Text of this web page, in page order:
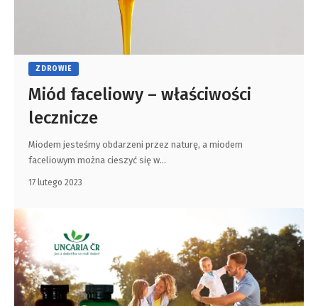
ZDROWIE
Miód faceliowy – właściwości
lecznicze
Miodem jesteśmy obdarzeni przez naturę, a miodem
faceliowym można cieszyć się w…
17 lutego 2023